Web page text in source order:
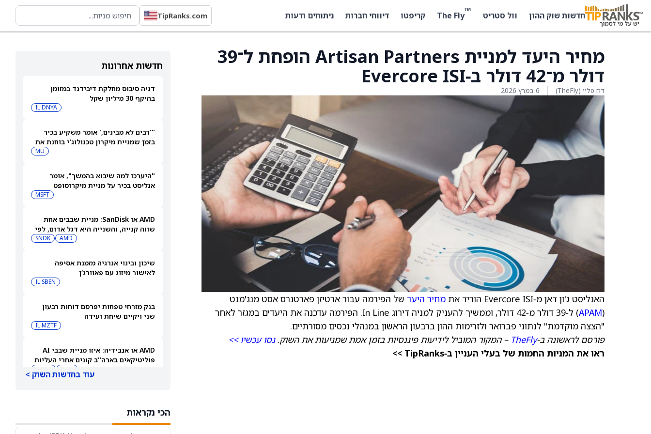
חדשות שוק ההון וול סטריט ™
The Fly קריפטו דיווחי חברות ניתוחים ודעות TipRanks.com
חדשות אחרונות
דניה סיבוס מחלקת דיבידנד במזומן
בהיקף 30 מיליון שקל
IL:DNYA
"'רבים לא מבינים,' אומר משקיע בכיר
בזמן שמניית מיקרון טכנולוג'י בוחנת את
MU
"היערכו למה שיבוא בהמשך", אומר
אנליסט בכיר על מניית מיקרוסופט
MSFT
AMD או SanDisk: מניית שבבים אחת
שווה קנייה, והשנייה היא דגל אדום, לפי
AMD
SNDK
שיכון ובינוי אנרגיה מזמנת אסיפה
לאישור מיזוג עם פאוורג’ן
IL:SBEN
בנק מזרחי טפחות יפרסם דוחות רבעון
שני ויקיים שיחת ועידה
IL:MZTF
AMD או אנבידיה: איזו מניית שבבי AI
פוליטיקאים בארה"ב קונים אחרי העליות
האחרונים
עוד בחדשות השוק >
הכי נקראות
מחיר היעד למניית Artisan Partners הופחת ל־39
דולר מ־42 דולר ב‑Evercore ISI
דה פליי (TheFly) 6 במרץ 2026
האנליסט ג'ון דאן מ‑Evercore ISI הוריד את מחיר היעד של הפירמה עבור ארטיזן פארטנרס אסט מנג'מנט
(
APAM
) ל‑39 דולר מ‑42 דולר, וממשיך להעניק למניה דירוג In Line. הפירמה עדכנה את היעדים במגזר לאחר
"הצצה מוקדמת" לנתוני פברואר ולזרימות ההון ברבעון הראשון במנהלי נכסים מסורתיים.
פורסם לראשונה ב‑TheFly – המקור המוביל לידיעות פיננסיות בזמן אמת שמניעות את השוק.נסו עכשיו >>
ראו את המניות החמות של בעלי העניין ב‑TipRanks >>